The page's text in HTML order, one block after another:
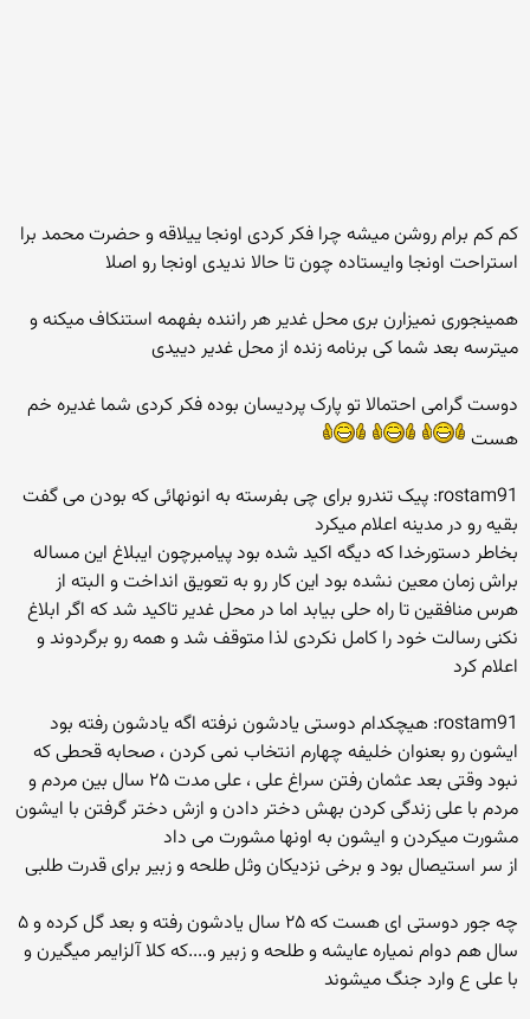
کم کم برام روشن میشه چرا فکر کردی اونجا ییلاقه و حضرت محمد برا
استراحت اونجا وایستاده چون تا حالا ندیدی اونجا رو اصلا
همینجوری نمیزارن بری محل غدیر هر راننده بفهمه استنکاف میکنه و
میترسه بعد شما کی برنامه زنده از محل غدیر دییدی
دوست گرامی احتمالا تو پارک پردیسان بوده فکر کردی شما غدیره خم
هست
rostam91: پیک تندرو برای چی بفرسته به انونهائی که بودن می گفت
بقیه رو در مدینه اعلام میکرد
بخاطر دستورخدا که دیگه اکید شده بود پیامبرچون ایبلاغ این مساله
براش زمان معین نشده بود این کار رو به تعویق انداخت و البته از
هرس منافقین تا راه حلی بیابد اما در محل غدیر تاکید شد که اگر ابلاغ
نکنی رسالت خود را کامل نکردی لذا متوقف شد و همه رو برگردوند و
اعلام کرد
rostam91: هیچکدام دوستی یادشون نرفته اگه یادشون رفته بود
ایشون رو بعنوان خلیفه چهارم انتخاب نمی کردن ، صحابه قحطی که
نبود وقتی بعد عثمان رفتن سراغ علی ، علی مدت ۲۵ سال بین مردم و
مردم با علی زندگی کردن بهش دختر دادن و ازش دختر گرفتن با ایشون
مشورت میکردن و ایشون به اونها مشورت می داد
از سر استیصال بود و برخی نزدیکان وثل طلحه و زبیر برای قدرت طلبی
چه جور دوستی ای هست که ۲۵ سال یادشون رفته و بعد گل کرده و ۵
سال هم دوام نمیاره عایشه و طلحه و زبیر و....که کلا آلزایمر میگیرن و
با علی ع وارد جنگ میشوند